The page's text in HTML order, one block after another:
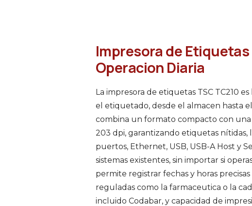
Impresora de
Operacion Diaria
La impresora de etiquetas TSC TC210
el etiquetado, desde el almacen hasta
combina un formato compacto con
203 dpi, garantizando etiquetas
puertos, Ethernet, USB, USB-A Host y
sistemas existentes, sin importar si
permite registrar fechas y horas
reguladas como la farmaceutica o la
incluido Codabar, y capacidad de